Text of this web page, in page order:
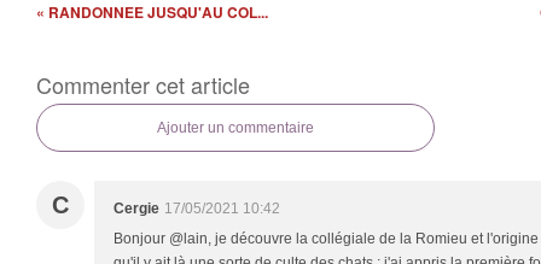
« RANDONNEE JUSQU'AU COL...
Commenter cet article
Ajouter un commentaire
C Cergie 17/05/2021 10:42
Bonjour @lain, je découvre la collégiale de la Romieu et